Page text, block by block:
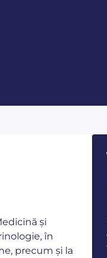
și
în
precum și la